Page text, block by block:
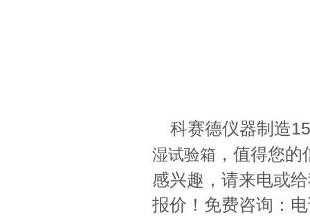
科赛德仪器制造
湿试验箱 ，值得您
感兴趣，请来电或
报价！免费咨询：